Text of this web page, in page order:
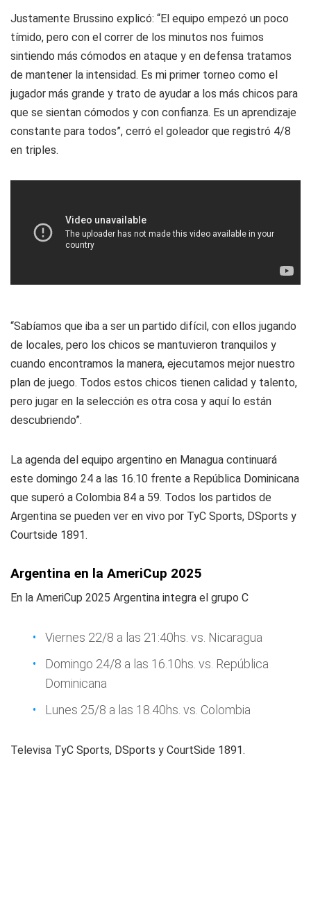
Justamente Brussino explicó: “El equipo empezó un poco
tímido, pero con el correr de los minutos nos fuimos
sintiendo más cómodos en ataque y en defensa tratamos
de mantener la intensidad. Es mi primer torneo como el
jugador más grande y trato de ayudar a los más chicos para
que se sientan cómodos y con confianza. Es un aprendizaje
constante para todos”, cerró el goleador que registró 4/8
en triples.
“Sabíamos que iba a ser un partido difícil, con ellos jugando
de locales, pero los chicos se mantuvieron tranquilos y
cuando encontramos la manera, ejecutamos mejor nuestro
plan de juego. Todos estos chicos tienen calidad y talento,
pero jugar en la selección es otra cosa y aquí lo están
descubriendo”.
La agenda del equipo argentino en Managua continuará
este domingo 24 a las 16.10 frente a República Dominicana
que superó a Colombia 84 a 59. Todos los partidos de
Argentina se pueden ver en vivo por TyC Sports, DSports y
Courtside 1891.
Argentina en la AmeriCup 2025
En la AmeriCup 2025 Argentina integra el grupo C
Viernes 22/8 a las 21:40hs. vs. Nicaragua
Domingo 24/8 a las 16.10hs. vs. República
Dominicana
Lunes 25/8 a las 18.40hs. vs. Colombia
Televisa TyC Sports, DSports y CourtSide 1891.